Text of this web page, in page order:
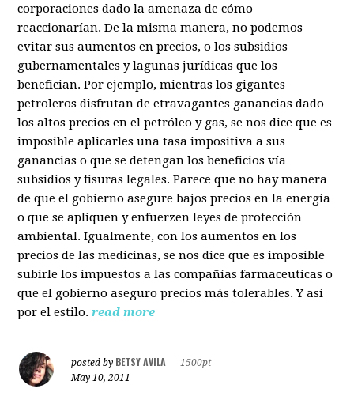
corporaciones dado la amenaza de cómo
reaccionarían. De la misma manera, no podemos
evitar sus aumentos en precios, o los subsidios
gubernamentales y lagunas jurídicas que los
benefician. Por ejemplo, mientras los gigantes
petroleros disfrutan de etravagantes ganancias dado
los altos precios en el petróleo y gas, se nos dice que es
imposible aplicarles una tasa impositiva a sus
ganancias o que se detengan los beneficios vía
subsidios y fisuras legales. Parece que no hay manera
de que el gobierno asegure bajos precios en la energía
o que se apliquen y enfuerzen leyes de protección
ambiental. Igualmente, con los aumentos en los
precios de las medicinas, se nos dice que es imposible
subirle los impuestos a las compañías farmaceuticas o
que el gobierno aseguro precios más tolerables. Y así
por el estilo. read more
posted by BETSY AVILA
1500pt
May 10, 2011